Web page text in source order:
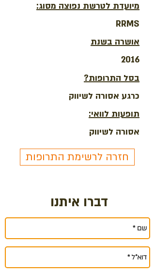
מיועדת לטרשת נפוצה מסוג:
RRMS
אושרה בשנת
2016
בסל התרופות?
כרגע אסורה לשיווק
תופעות לוואי:
אסורה לשיווק
חזרה לרשימת התרופות
דברו איתנו